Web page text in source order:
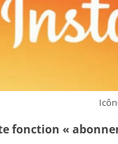
fonction «